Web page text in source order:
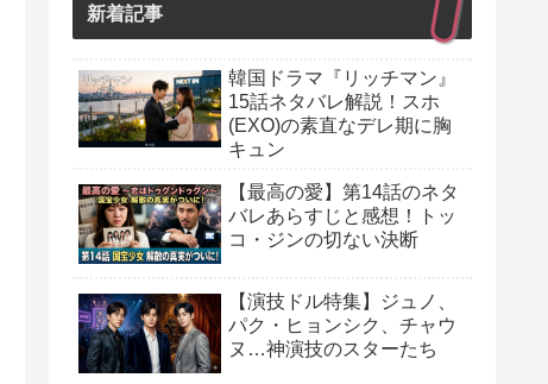
新着記事
韓国ドラマ『リッチマン』
15話ネタバレ解説！スホ
(EXO)の素直なデレ期に胸
キュン
【最高の愛】第14話のネタ
バレあらすじと感想！トッ
コ・ジンの切ない決断
【演技ドル特集】ジュノ、
パク・ヒョンシク、チャウ
ヌ…神演技のスターたち